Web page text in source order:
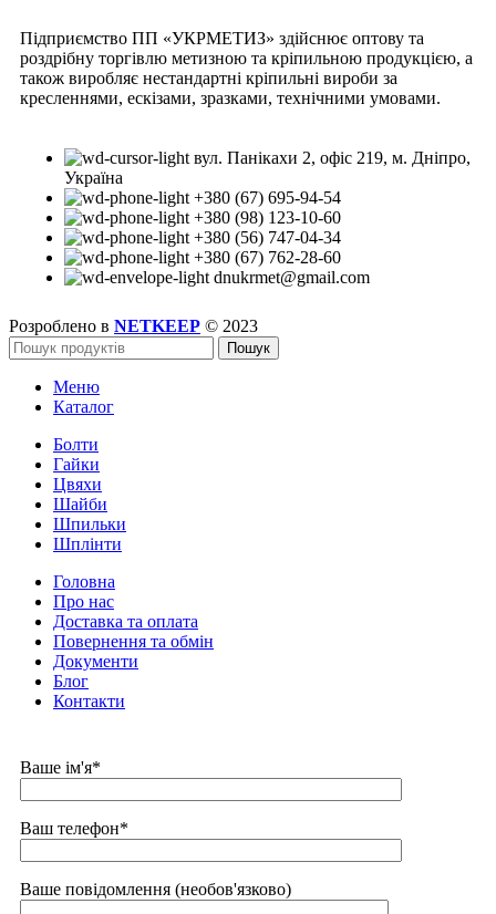
Підприємство ПП «УКРМЕТИЗ» здійснює оптову та
роздрібну торгівлю метизною та кріпильною продукцією, а
також виробляє нестандартні кріпильні вироби за
кресленнями, ескізами, зразками, технічними умовами.
вул. Панікахи 2, офіс 219, м. Дніпро,
Україна
+380 (67) 695-94-54
+380 (98) 123-10-60
+380 (56) 747-04-34
+380 (67) 762-28-60
dnukrmet@gmail.com
Розроблено в NETKEEP © 2023
Пошук
Меню
Каталог
Болти
Гайки
Цвяхи
Шайби
Шпильки
Шплінти
Головна
Про нас
Доставка та оплата
Повернення та обмін
Документи
Блог
Контакти
Ваше ім'я*
Ваш телефон*
Ваше повідомлення (необов'язково)